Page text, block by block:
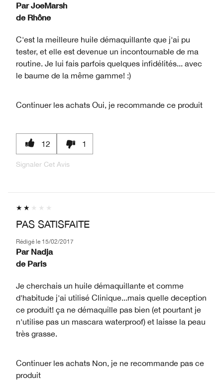
Par JoeMarsh
de Rhône
C'est la meilleure huile démaquillante que j'ai pu
tester, et elle est devenue un incontournable de ma
routine. Je lui fais parfois quelques infidélités... avec
le baume de la même gamme! :)
Continuer les achats Oui, je recommande ce produit
12 1
Signaler Cet Avis
PAS SATISFAITE
Rédigé le 15/02/2017
Par Nadja
de Paris
Je cherchais un huile démaquillante et comme
d'habitude j'ai utilisé Clinique...mais quelle deception
ce produit! ça ne démaquille pas bien (et pourtant je
n'utilise pas un mascara waterproof) et laisse la peau
très grasse.
Continuer les achats Non, je ne recommande pas ce
produit